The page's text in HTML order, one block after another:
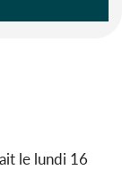
le lundi 16